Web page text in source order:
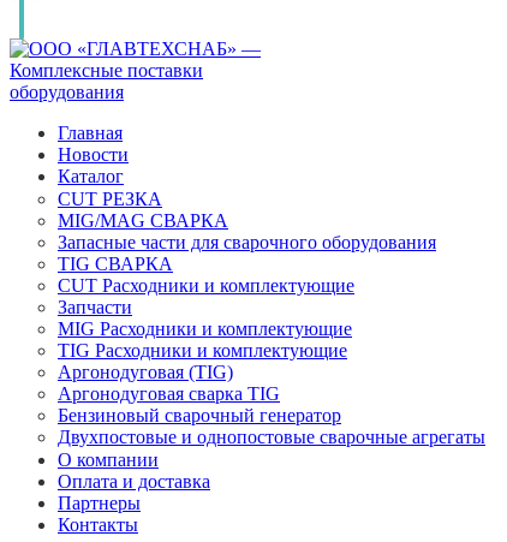
Главная
Новости
Каталог
CUT РЕЗКА
MIG/MAG СВАРКА
Запасные части для сварочного оборудования
TIG СВАРКА
CUT Расходники и комплектующие
Запчасти
MIG Расходники и комплектующие
TIG Расходники и комплектующие
Аргонодуговая (TIG)
Аргонодуговая сварка TIG
Бензиновый сварочный генератор
Двухпостовые и однопостовые сварочные агрегаты
О компании
Оплата и доставка
Партнеры
Контакты